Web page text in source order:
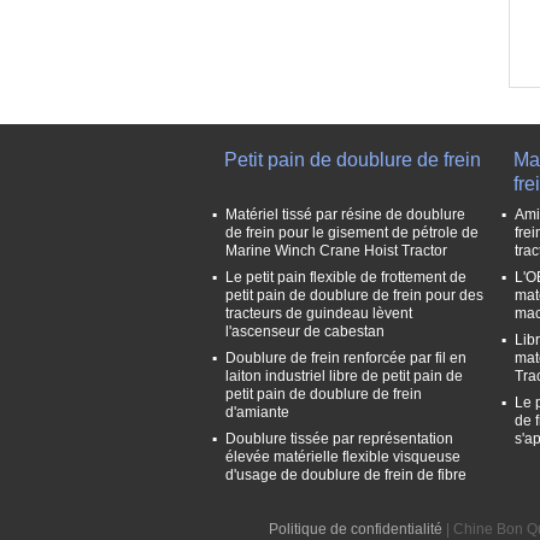
Petit pain de doublure de frein
Matériel tissé par résine de doublure
de frein pour le gisement de pétrole de
Marine Winch Crane Hoist Tractor
Le petit pain flexible de frottement de
petit pain de doublure de frein pour des
tracteurs de guindeau lèvent
l'ascenseur de cabestan
Doublure de frein renforcée par fil en
laiton industriel libre de petit pain de
petit pain de doublure de frein
d'amiante
Doublure tissée par représentation
élevée matérielle flexible visqueuse
d'usage de doublure de frein de fibre
Le
de
Politique de confidentialité | Chine Bon